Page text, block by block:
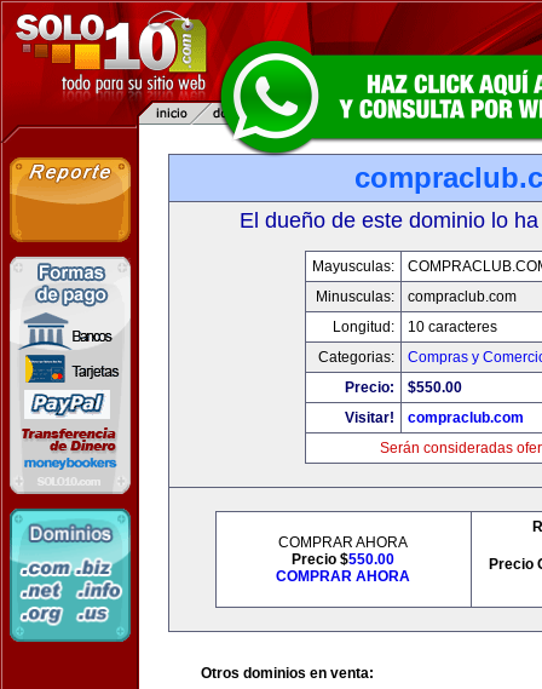
El dueño de este dominio lo
Mayusculas:
Minusculas:
compraclub.com
Longitud:
10 caracteres
Categorias:
Compras y
Precio:
$550.00
Visitar!
compraclub.com
Serán consideradas
COMPRAR AHORA
Precio $550.00
COMPRAR AHORA
Precio
Otros dominios en venta: